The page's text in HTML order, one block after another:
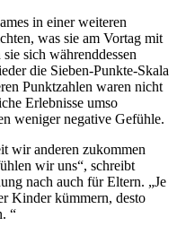
in einer weiteren
was sie am Vortag mit
sich währenddessen
die Sieben-Punkte-Skala
Punktzahlen waren nicht
Erlebnisse umso
weniger negative Gefühle.
wir anderen zukommen
wir uns“, schreibt
nach auch für Eltern. „Je
Kinder kümmern, desto
“